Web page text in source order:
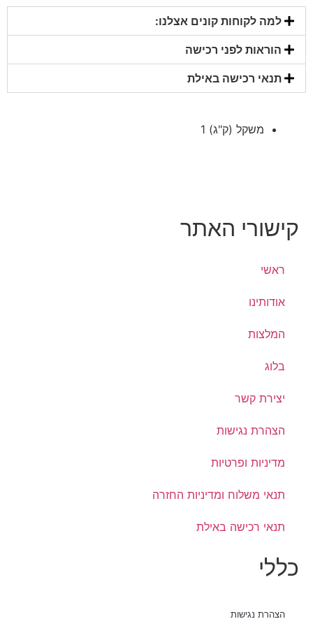
למה לקוחות קונים אצלנו:
הוראות לפני רכישה
תנאי רכישה באילת
משקל (ק"ג) 1
קישורי האתר
ראשי
אודותינו
המלצות
בלוג
יצירת קשר
הצהרת נגישות
מדיניות ופרטיות
תנאי משלוח ומדיניות החזרה
תנאי רכישה באילת
כללי
הצהרת נגישות